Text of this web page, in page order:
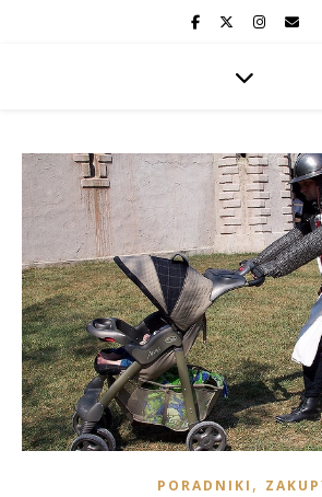
PORADNIKI ,